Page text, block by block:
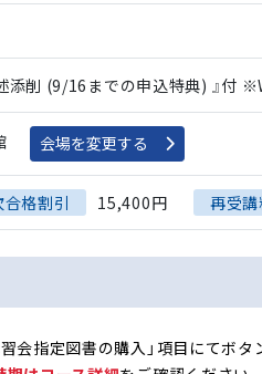
添削 (9/16までの申込特典) 』付
会場を変更する
合格割引 15,400円 再受講
会指定図書の購入」項目にてボタ